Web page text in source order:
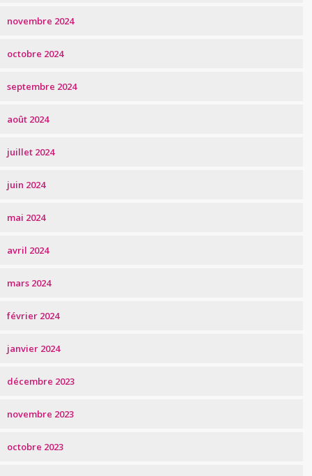
novembre 2024
octobre 2024
septembre 2024
août 2024
juillet 2024
juin 2024
mai 2024
avril 2024
mars 2024
février 2024
janvier 2024
décembre 2023
novembre 2023
octobre 2023